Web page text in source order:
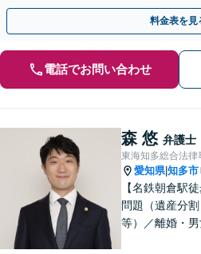
日面談可】【完全個室】【子連れ相談可
料金表を見
電話でお問い合わせ
森 悠 弁護士
東海知多総合法律
愛知県|知多市
【名鉄朝倉駅
問題（遺産分
等）／離婚・男